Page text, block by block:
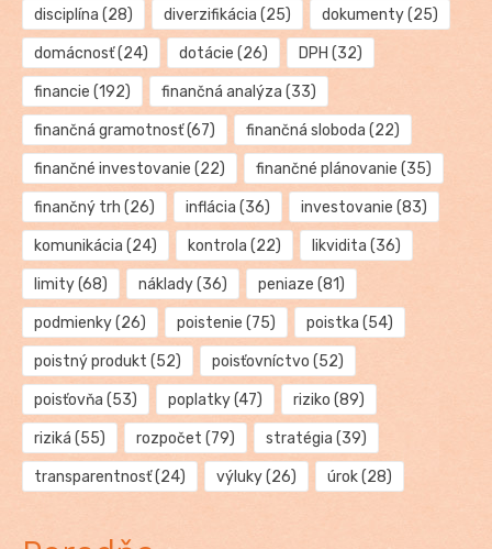
disciplína (28) diverzifikácia (25) dokumenty(25)
domácnosť(24) dotácie (26) DPH (32)
financie (192) finančná analýza (33)
finančná gramotnosť(67) finančná sloboda (22)
finančné investovanie (22) finančné plánovanie (35)
finančný trh (26) inflácia (36) investovanie (83)
komunikácia (24) kontrola (22) likvidita (36)
limity(68) náklady(36) peniaze (81)
podmienky(26) poistenie (75) poistka (54)
poistný produkt (52) poisťovníctvo (52)
poisťovňa (53) poplatky(47) riziko (89)
riziká (55) rozpočet (79) stratégia (39)
transparentnosť(24) výluky(26) úrok(28)